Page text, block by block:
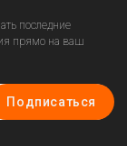
последние
прямо на ваш
Подписаться